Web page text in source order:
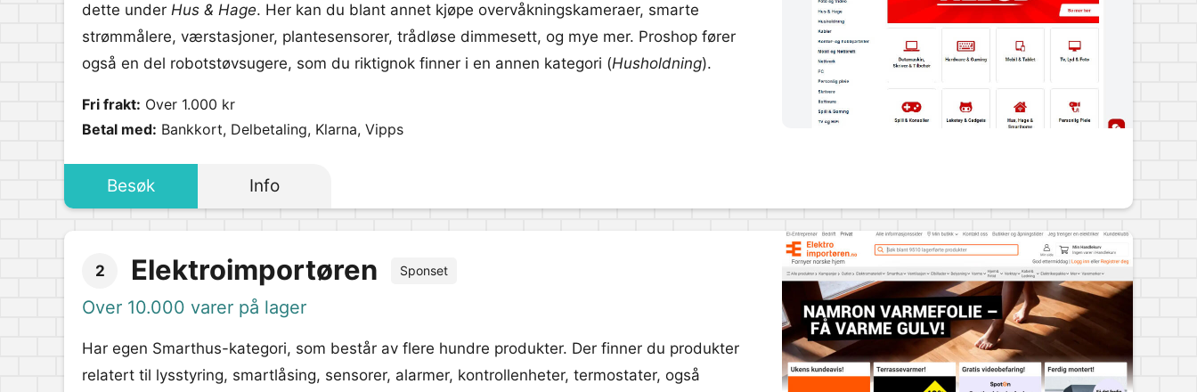
dette under Hus & Hage. Her kan du blant annet kjøpe overvåkningskameraer, smarte
strømmålere, værstasjoner, plantesensorer, trådløse dimmesett, og mye mer. Proshop fører
også en del robotstøvsugere, som du riktignok finner i en annen kategori (Husholdning).
Fri frakt: Over 1.000 kr
Betal med: Bankkort, Delbetaling, Klarna, Vipps
Besøk Info
2 Elektroimportøren Sponset
Over 10.000 varer på lager
Har egen Smarthus-kategori, som består av flere hundre produkter. Der finner du produkter
relatert til lysstyring, smartlåsing, sensorer, alarmer, kontrollenheter, termostater, også